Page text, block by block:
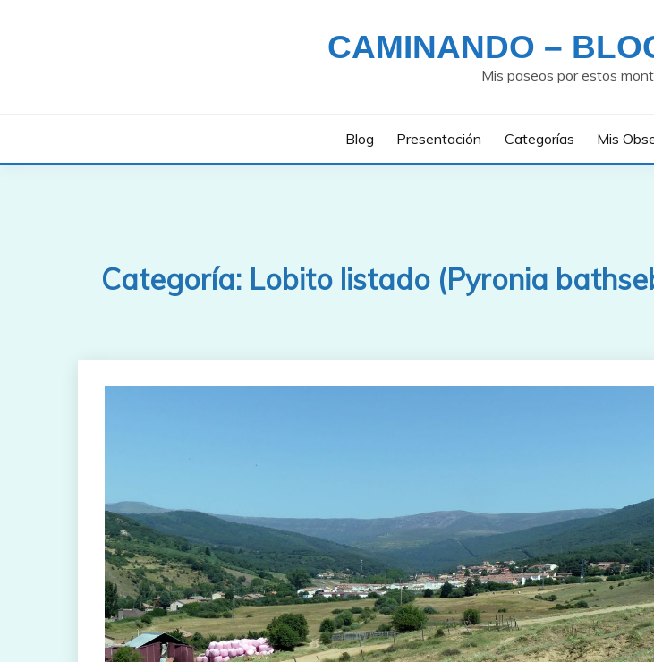
CAMINANDO –
Mis paseos por estos
Blog Presentación Categorías Mis
Categoría: Lobito listado (Pyronia